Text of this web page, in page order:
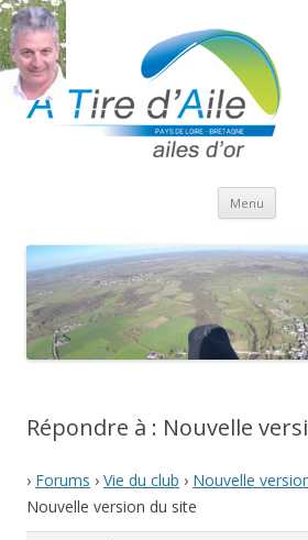
Menu Aller
Répondre à : Nouvelle
› Forums › Vie du club › Nouvelle
Nouvelle version du site